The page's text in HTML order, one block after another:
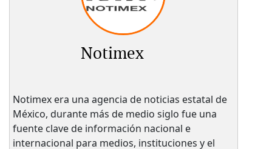
Notimex
Notimex era una agencia de noticias estatal de
México, durante más de medio siglo fue una
fuente clave de información nacional e
internacional para medios, instituciones y el